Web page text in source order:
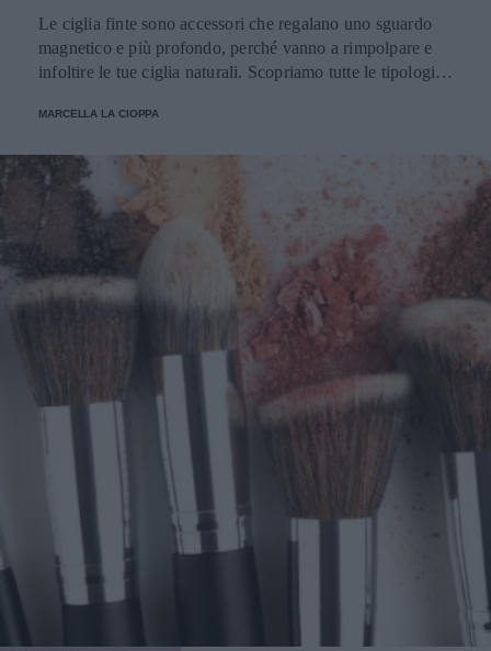
Le ciglia finte sono accessori che regalano uno sguardo
magnetico e più profondo, perché vanno a rimpolpare e
infoltire le tue ciglia naturali. Scopriamo tutte le tipologie,
MARCELLA LA CIOPPA